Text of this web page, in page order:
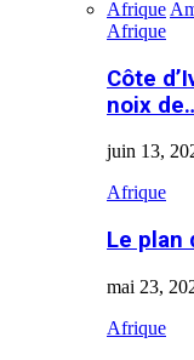
Afrique
Afrique
Côte
noix
juin 13,
Afrique
Le plan
mai 23,
Afrique